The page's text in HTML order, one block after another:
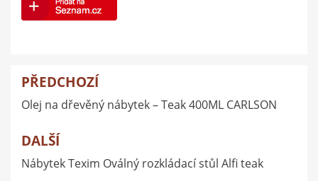
Navigace
pro
příspěvek
PŘEDCHOZÍ
Olej na dřevěný nábytek – Teak 400ML CARLSON
DALŠÍ
Nábytek Texim Oválný rozkládací stůl Alfi teak